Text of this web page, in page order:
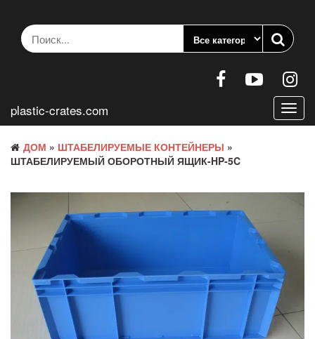
содержанию
plastic-crates.com
ДОМ » ШТАБЕЛИРУЕМЫЕ КОНТЕЙНЕРЫ »
ШТАБЕЛИРУЕМЫЙ ОБОРОТНЫЙ ЯЩИК-HP-5C